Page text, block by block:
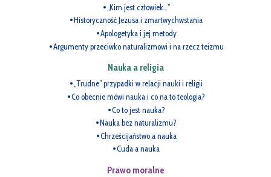
„Kim jest człowiek…”
Historyczność Jezusa i zmartwychwstania
Apologetyka i jej metody
Argumenty przeciwko naturalizmowi i na rzecz teizmu
Nauka a religia
„Trudne” przypadki w relacji nauki i religii
Co obecnie mówi nauka i co na to teologia?
Co to jest nauka?
Nauka bez naturalizmu?
Chrześcijaństwo a nauka
Cuda a nauka
Prawo moralne